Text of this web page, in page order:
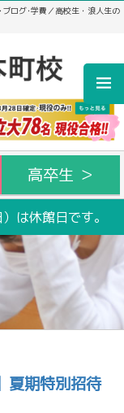
ログ･学費／高校生・浪人生の
高卒生 ＞
は休館日です。
夏期特別招待